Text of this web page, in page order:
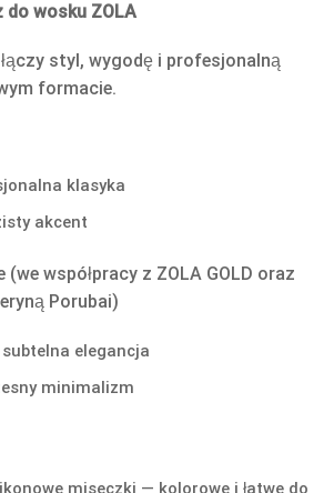
wosku ZOLA
styl, wygodę i profesjonalną
formacie.
klasyka
akcent
współpracy z ZOLA GOLD oraz
Porubai)
elegancja
minimalizm
miseczki — kolorowe i łatwe do